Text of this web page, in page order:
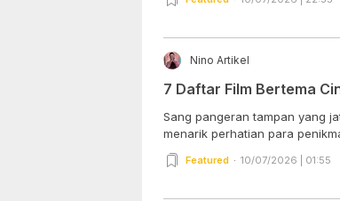
Nino Artikel
7 Daftar Film Bertema
Sang pangeran tampan yang
menarik perhatian para
Featured 10/07/2026 | 01:55